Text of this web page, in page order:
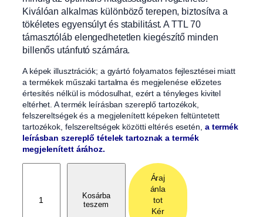
Kiválóan alkalmas különböző terepen, biztosítva a
tökéletes egyensúlyt és stabilitást. A TTL 70
támasztóláb elengedhetetlen kiegészítő minden
billenős utánfutó számára.
A képek illusztrációk; a gyártó folyamatos fejlesztései miatt
a termékek műszaki tartalma és megjelenése előzetes
értesítés nélkül is módosulhat, ezért a tényleges kivitel
eltérhet. A termék leírásban szereplő tartozékok,
felszereltségek és a megjelenített képeken feltüntetett
tartozékok, felszereltségek közötti eltérés esetén, a termék
leírásban szereplő tételek tartoznak a termék
megjelenített árához.
Kosárba
teszem
Áraj
ánla
tot
Kér